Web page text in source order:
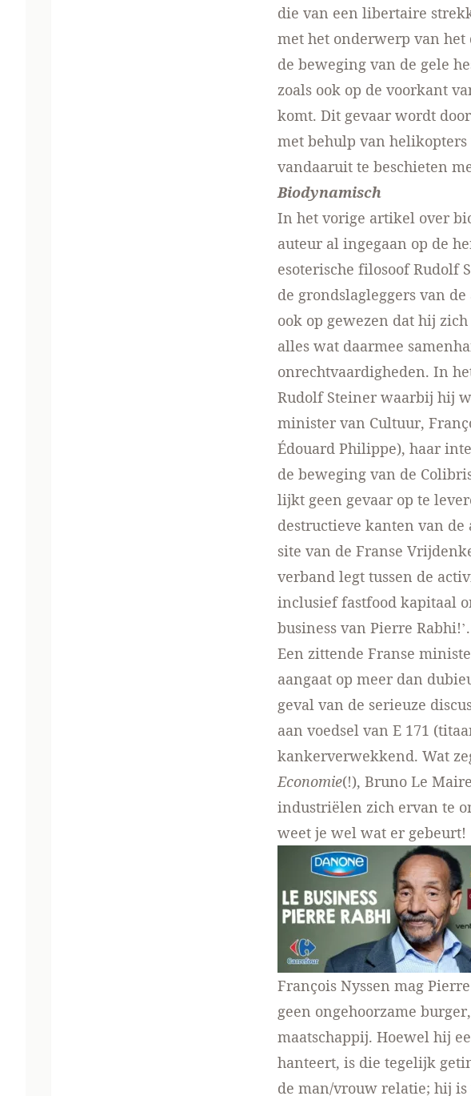
die van een libertaire
met het onderwerp van
de beweging van de gele
zoals ook op de voorkant
komt. Dit gevaar wordt
met behulp van helikopters
vandaaruit te beschieten
Biodynamisch
In het vorige artikel over
auteur al ingegaan op de
esoterische filosoof Rudolf
de grondslagleggers van
ook op gewezen dat hij
alles wat daarmee
onrechtvaardigheden. In
Rudolf Steiner waarbij hij
minister van Cultuur,
Édouard Philippe), haar
de beweging van de
lijkt geen gevaar op te
destructieve kanten van
site van de Franse
verband legt tussen de
inclusief fastfood kapitaal
business van Pierre Rabhi!’.
Een zittende Franse
aangaat op meer dan
geval van de serieuze
aan voedsel van E 171
kankerverwekkend. Wat
Economie(!), Bruno Le
industriëlen zich ervan te
weet je wel wat er gebeurt!
François Nyssen mag
geen ongehoorzame
maatschappij. Hoewel hij
hanteert, is die tegelijk
de man/vrouw relatie; hij